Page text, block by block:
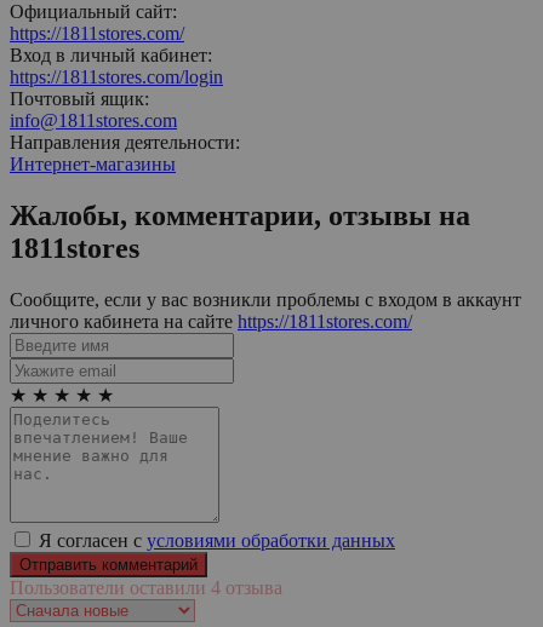
Официальный сайт:
https://1811stores.com/
Вход в личный кабинет:
https://1811stores.com/login
Почтовый ящик:
info@1811stores.com
Направления деятельности:
Интернет-магазины
Жалобы, комментарии, отзывы на
1811stores
Сообщите, если у вас возникли проблемы с входом в аккаунт
личного кабинета на сайте https://1811stores.com/
★ ★ ★ ★ ★
Я согласен с условиями обработки данных
Пользователи оставили 4 отзыва